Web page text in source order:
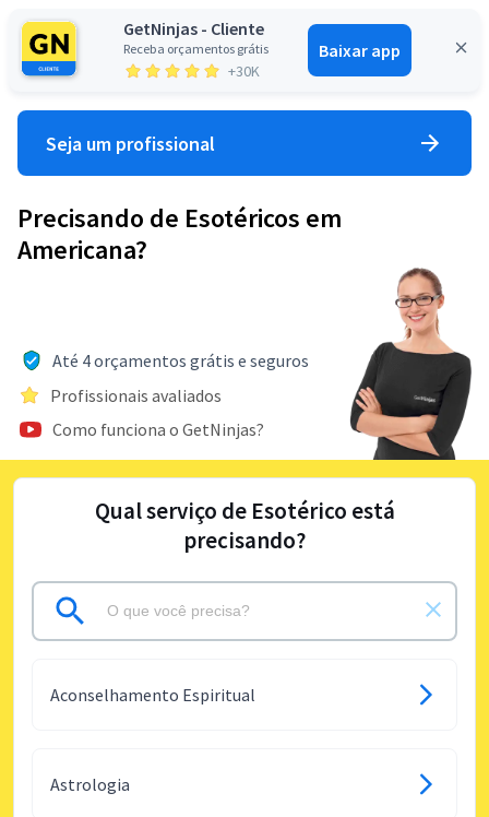
GetNinjas - Cliente
Receba orçamentos grátis
+30K
Baixar app
Entrar
Seja um profissional
Precisando de Esotéricos em
Americana?
Até 4 orçamentos grátis e seguros
Profissionais avaliados
Como funciona o GetNinjas?
Qual serviço de Esotérico está
precisando?
Aconselhamento Espiritual
Astrologia